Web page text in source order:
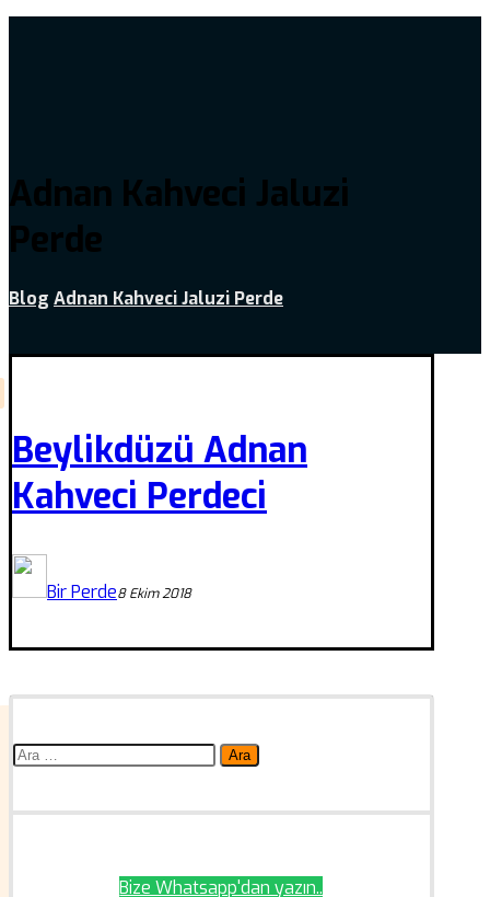
Adnan Kahveci Jaluzi
Perde
Blog Adnan Kahveci Jaluzi Perde
Beylikdüzü Adnan
Kahveci Perdeci
Bir Perde8 Ekim 2018
Arama:
Bize Whatsapp'dan yazın..